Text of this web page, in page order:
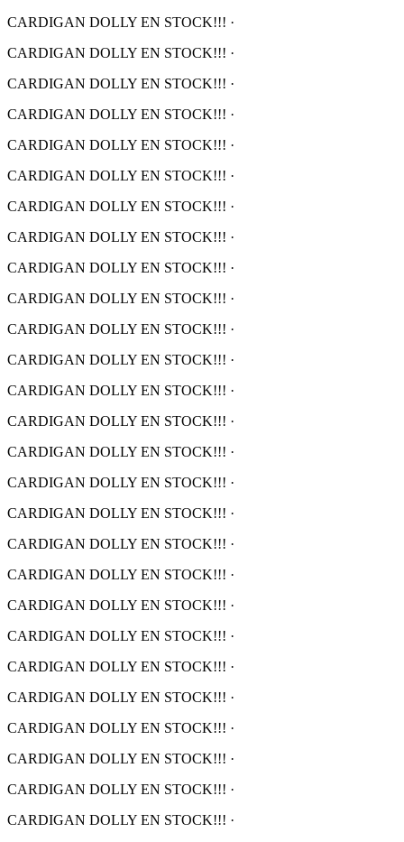
CARDIGAN DOLLY EN STOCK!!! ·
CARDIGAN DOLLY EN STOCK!!! ·
CARDIGAN DOLLY EN STOCK!!! ·
CARDIGAN DOLLY EN STOCK!!! ·
CARDIGAN DOLLY EN STOCK!!! ·
CARDIGAN DOLLY EN STOCK!!! ·
CARDIGAN DOLLY EN STOCK!!! ·
CARDIGAN DOLLY EN STOCK!!! ·
CARDIGAN DOLLY EN STOCK!!! ·
CARDIGAN DOLLY EN STOCK!!! ·
CARDIGAN DOLLY EN STOCK!!! ·
CARDIGAN DOLLY EN STOCK!!! ·
CARDIGAN DOLLY EN STOCK!!! ·
CARDIGAN DOLLY EN STOCK!!! ·
CARDIGAN DOLLY EN STOCK!!! ·
CARDIGAN DOLLY EN STOCK!!! ·
CARDIGAN DOLLY EN STOCK!!! ·
CARDIGAN DOLLY EN STOCK!!! ·
CARDIGAN DOLLY EN STOCK!!! ·
CARDIGAN DOLLY EN STOCK!!! ·
CARDIGAN DOLLY EN STOCK!!! ·
CARDIGAN DOLLY EN STOCK!!! ·
CARDIGAN DOLLY EN STOCK!!! ·
CARDIGAN DOLLY EN STOCK!!! ·
CARDIGAN DOLLY EN STOCK!!! ·
CARDIGAN DOLLY EN STOCK!!! ·
CARDIGAN DOLLY EN STOCK!!! ·